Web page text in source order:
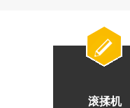
滚揉机